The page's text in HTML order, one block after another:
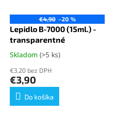
€4,90 –20 %
Lepidlo B-7000 (15ml.) -
transparentné
Priemerné
produktu
je
5,0
Skladom (>5 ks)
€3,20 bez DPH
€3,90
Do košíka